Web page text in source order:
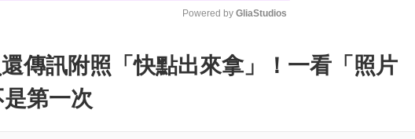
M
u
Powered by GliaStudios
傳訊附照「快點出來拿」！一看「照片
第一次